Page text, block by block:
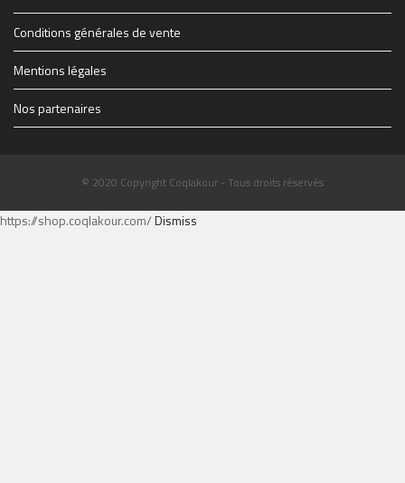
Conditions générales de vente
Mentions légales
Nos partenaires
© 2020 Copyright Coqlakour - Tous droits réservés
https://shop.coqlakour.com/Dismiss